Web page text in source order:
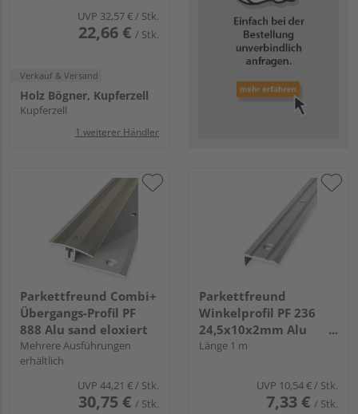
UVP 32,57 €/ Stk.
22,66 € / Stk.
Verkauf & Versand
Holz Bögner, Kupferzell
Kupferzell
1 weiterer Händler
Parkettfreund Combi+
Übergangs-Profil PF
888 Alu sand eloxiert
Mehrere Ausführungen
erhältlich
UVP 44,21 €/ Stk.
30,75 € / Stk.
Parkettfreund
Winkelprofil PF 236
24,5x10x2mm Alu
silber eloxiert
Länge 1 m
UVP 10,54 €/ Stk.
7,33 € / Stk.